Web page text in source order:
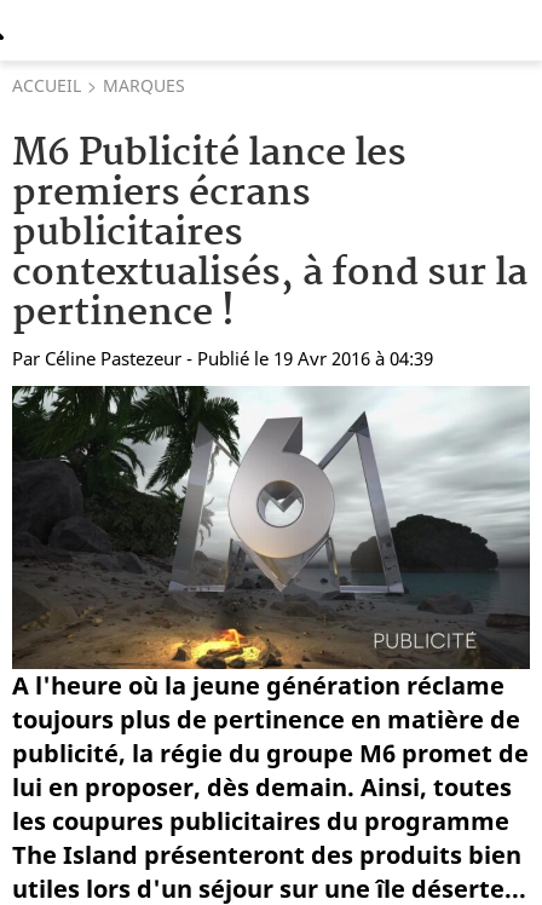
ACCUEIL MARQUES
M6 Publicité lance les
premiers écrans
publicitaires
contextualisés, à fond sur la
pertinence !
Par Céline Pastezeur - Publié le 19 Avr 2016 à 04:39
A l'heure où la jeune génération réclame
toujours plus de pertinence en matière de
publicité, la régie du groupe M6 promet de
lui en proposer, dès demain. Ainsi, toutes
les coupures publicitaires du programme
The Island présenteront des produits bien
utiles lors d'un séjour sur une île déserte...